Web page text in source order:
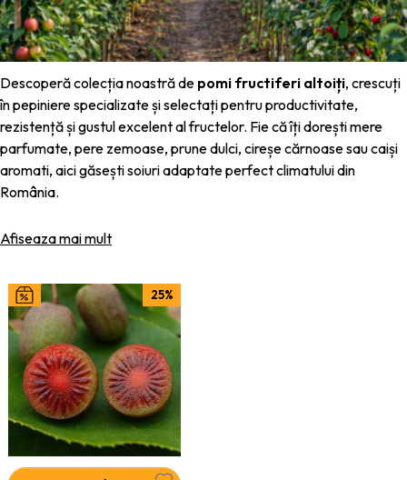
Descoperă colecția noastră de pomi fructiferi altoiți, crescuți
în pepiniere specializate și selectați pentru productivitate,
rezistență și gustul excelent al fructelor. Fie că îți dorești mere
parfumate, pere zemoase, prune dulci, cireșe cărnoase sau caiși
aromati, aici găsești soiuri adaptate perfect climatului din
România.
sănătoase și bine dezvoltate
pomi altoiți de calitate înseamnă
grădina ta, an de an.
De ce să alegi pomii noștri fructiferi?
✔ Rădăcini puternice și sănătoase
creștere stabilă.
Soiuri productive – selecționate pentru rod bogat și fructe
mari.
Afiseaza mai mult
25%